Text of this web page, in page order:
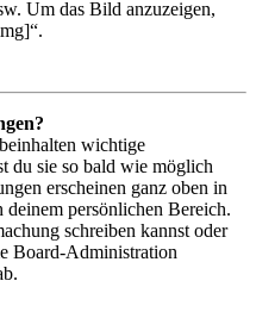
Um das Bild anzuzeigen,
wichtige
du sie so bald wie möglich
erscheinen ganz oben in
persönlichen Bereich.
schreiben kannst oder
Board-Administration